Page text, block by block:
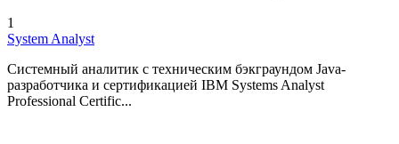
1
System Analyst
Системный аналитик с техническим бэкграундом Java-
разработчика и сертификацией IBM Systems Analyst
Professional Certific...